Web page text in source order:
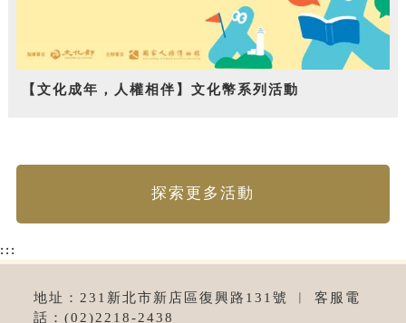
【文化成年，人權相伴】文化幣系列活動
探索更多活動
:::
地址：231新北市新店區復興路131號 ︱ 客服電
話：(02)2218-2438